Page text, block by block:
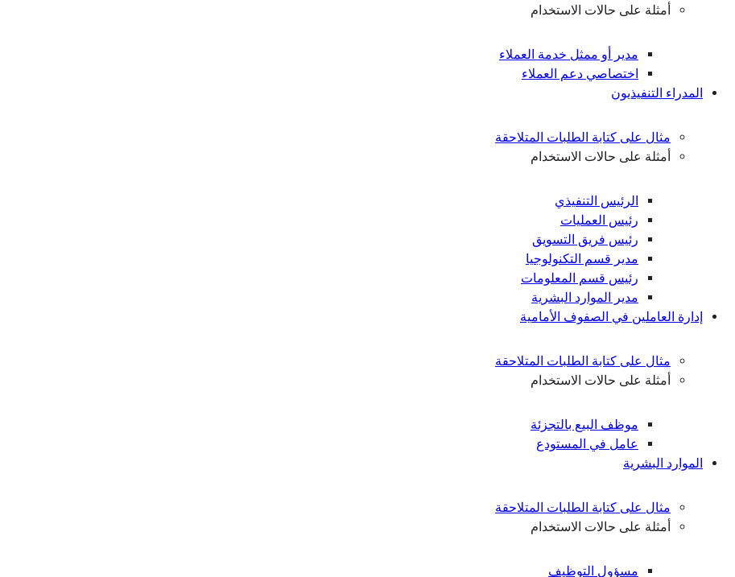
أمثلة على حالات الاستخدام
مدير أو ممثل خدمة العملاء
اختصاصي دعم العملاء
المدراء التنفيذيون
مثال على كتابة الطلبات المتلاحقة
أمثلة على حالات الاستخدام
الرئيس التنفيذي
رئيس العمليات
رئيس فريق التسويق
مدير قسم التكنولوجيا
رئيس قسم المعلومات
مدير الموارد البشرية
إدارة العاملين في الصفوف الأمامية
مثال على كتابة الطلبات المتلاحقة
أمثلة على حالات الاستخدام
موظف البيع بالتجزئة
عامل في المستودع
الموارد البشرية
مثال على كتابة الطلبات المتلاحقة
أمثلة على حالات الاستخدام
مسؤول التوظيف